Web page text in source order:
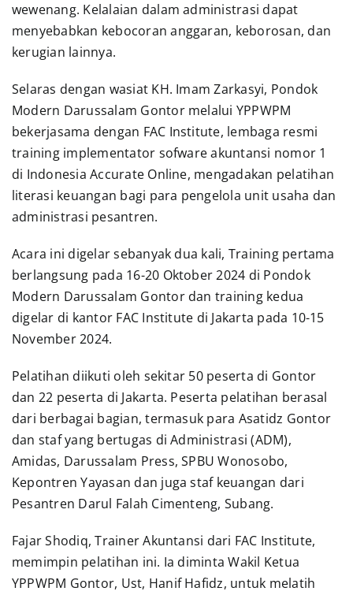
wewenang. Kelalaian dalam administrasi dapat
menyebabkan kebocoran anggaran, keborosan, dan
kerugian lainnya.
Selaras dengan wasiat KH. Imam Zarkasyi, Pondok
Modern Darussalam Gontor melalui YPPWPM
bekerjasama dengan FAC Institute, lembaga resmi
training implementator sofware akuntansi nomor 1
di Indonesia Accurate Online, mengadakan pelatihan
literasi keuangan bagi para pengelola unit usaha dan
administrasi pesantren.
Acara ini digelar sebanyak dua kali, Training pertama
berlangsung pada 16-20 Oktober 2024 di Pondok
Modern Darussalam Gontor dan training kedua
digelar di kantor FAC Institute di Jakarta pada 10-15
November 2024.
Pelatihan diikuti oleh sekitar 50 peserta di Gontor
dan 22 peserta di Jakarta. Peserta pelatihan berasal
dari berbagai bagian, termasuk para Asatidz Gontor
dan staf yang bertugas di Administrasi (ADM),
Amidas, Darussalam Press, SPBU Wonosobo,
Kepontren Yayasan dan juga staf keuangan dari
Pesantren Darul Falah Cimenteng, Subang.
Fajar Shodiq, Trainer Akuntansi dari FAC Institute,
memimpin pelatihan ini. Ia diminta Wakil Ketua
YPPWPM Gontor, Ust, Hanif Hafidz, untuk melatih